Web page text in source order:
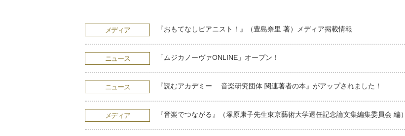
メディア 『おもてなしピアニスト！』（豊島奈里 著）メディア掲載情報
ニュース 「ムジカノーヴァONLINE」オープン！
ニュース 『読むアカデミー 音楽研究団体 関連著者の本』がアップされました！
メディア 『音楽でつながる』（塚原康子先生東京藝術大学退任記念論文集編集委員会 編